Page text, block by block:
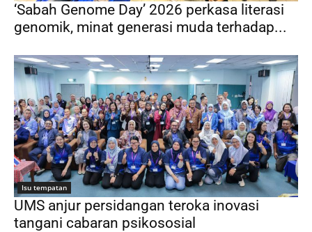
‘Sabah Genome Day’ 2026 perkasa literasi
genomik, minat generasi muda terhadap...
Isu tempatan
UMS anjur persidangan teroka inovasi
tangani cabaran psikososial